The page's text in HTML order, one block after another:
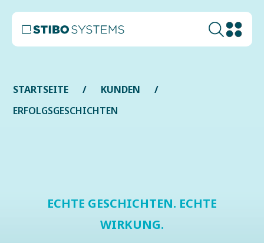
STARTSEITE
KUNDEN
ERFOLGSGESCHICHTEN
ECHTE GESCHICHTEN. ECHTE
WIRKUNG.